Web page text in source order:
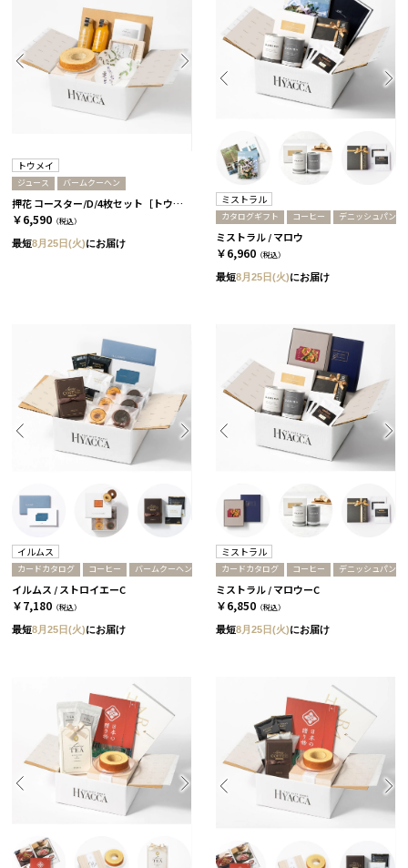
トウメイ
ジュース バームクーヘン
押花 コースター/D/4枚セット［トウメイ］］+バームクーヘン+ジュース
￥6,590 （税込）
最短8月25日(火)にお届け
ミストラル
カタログギフト コーヒー デニッシュパン
ミストラル / マロウ
￥6,960 （税込）
最短8月25日(火)にお届け
イルムス
カードカタログ コーヒー バームクーヘン
イルムス / ストロイエーC
￥7,180 （税込）
最短8月25日(火)にお届け
ミストラル
カードカタログ コーヒー デニッシュパン
ミストラル / マロウーC
￥6,850 （税込）
最短8月25日(火)にお届け